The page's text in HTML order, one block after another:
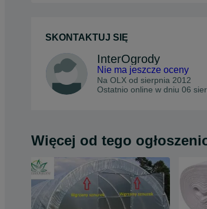
SKONTAKTUJ SIĘ
InterOgrody
Nie ma jeszcze oceny
Na OLX od sierpnia 2012
Ostatnio online w dniu 06
Więcej od tego